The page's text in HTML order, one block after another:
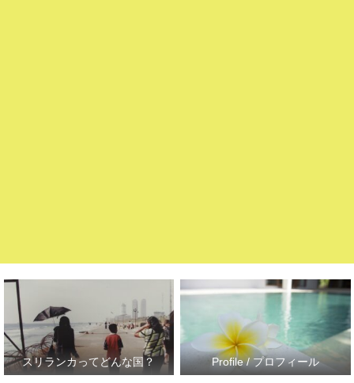
スリランカってどんな国？ Profile / プロフィール